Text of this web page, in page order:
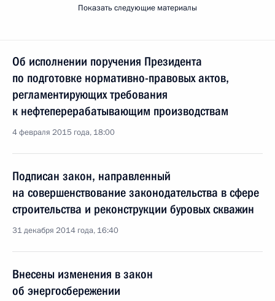
Показать следующие материалы
Об исполнении поручения Президента
по подготовке нормативно-правовых актов,
регламентирующих требования
к нефтеперерабатывающим производствам
4 февраля 2015 года, 18:00
Подписан закон, направленный
на совершенствование законодательства в сфере
строительства и реконструкции буровых скважин
31 декабря 2014 года, 16:40
Внесены изменения в закон
об энергосбережении